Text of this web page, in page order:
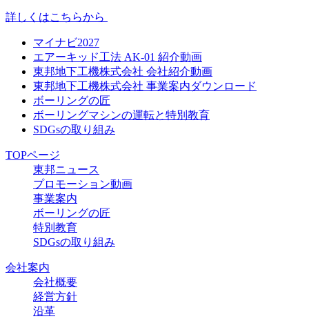
詳しくはこちらから
マイナビ2027
エアーキッド工法 AK-01 紹介動画
東邦地下工機株式会社 会社紹介動画
東邦地下工機株式会社 事業案内ダウンロード
ボーリングの匠
ボーリングマシンの運転と特別教育
SDGsの取り組み
TOPページ
東邦ニュース
プロモーション動画
事業案内
ボーリングの匠
特別教育
SDGsの取り組み
会社案内
会社概要
経営方針
沿革